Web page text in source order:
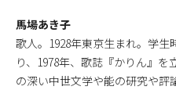
馬場あき子
歌人。1928年東京生まれ。学
り、1978年、歌誌『かりん』
の深い中世文学や能の研究や